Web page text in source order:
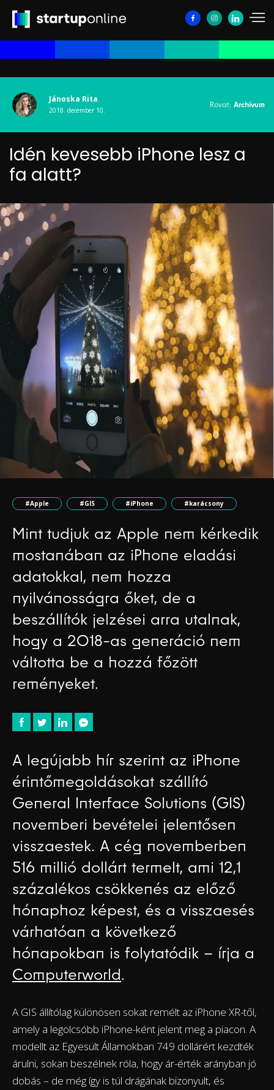
Jánoska Rita
2018. december 10.
Rovat: Archívum
Idén kevesebb iPhone lesz a
fa alatt?
#Apple #GIS #iPhone #karácsony
Mint tudjuk az Apple nem kérkedik
mostanában az iPhone eladási
adatokkal, nem hozza
nyilvánosságra őket, de a
beszállítók jelzései arra utalnak,
hogy a 2018-as generáció nem
váltotta be a hozzá főzött
reményeket.
A legújabb hír szerint az iPhone
érintőmegoldásokat szállító
General Interface Solutions (GIS)
novemberi bevételei jelentősen
visszaestek. A cég novemberben
516 millió dollárt termelt, ami 12,1
százalékos csökkenés az előző
hónaphoz képest, és a visszaesés
várhatóan a következő
hónapokban is folytatódik – írja a
Computerworld.
A GIS állítólag különösen sokat remélt az iPhone XR-től,
amely a legolcsóbb iPhone-ként jelent meg a piacon. A
modellt az Egyesült Államokban 749 dollárért kezdték
árulni, sokan beszélnek róla, hogy ár-érték arányban jó
dobás – de még így is túl drágának bizonyult, és